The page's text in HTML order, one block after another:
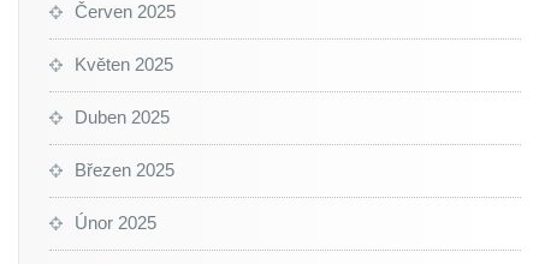
Červen 2025
Květen 2025
Duben 2025
Březen 2025
Únor 2025